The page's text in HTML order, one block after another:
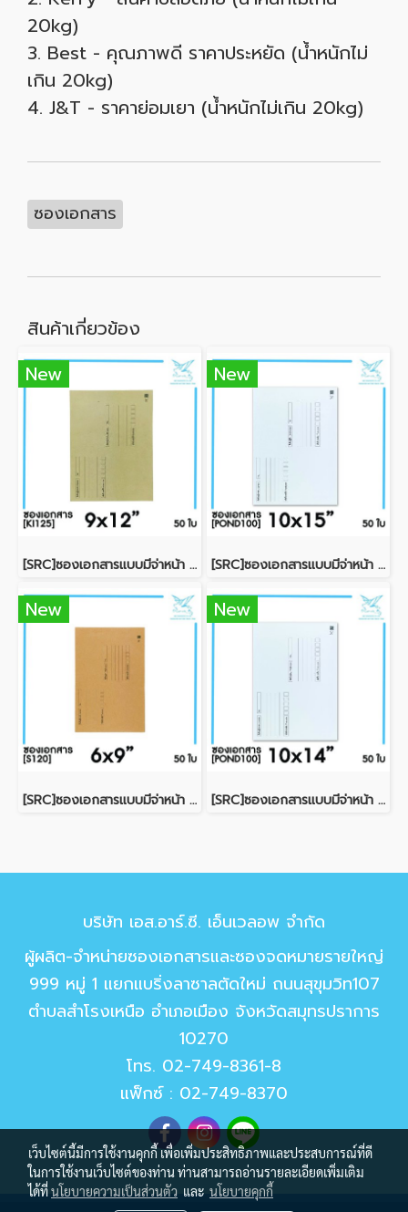
20kg)
3. Best - คุณภาพดี ราคาประหยัด (น้ำหนักไม่
เกิน 20kg)
4. J&T - ราคาย่อมเยา (น้ำหนักไม่เกิน 20kg)
ซองเอกสาร
สินค้าเกี่ยวข้อง
New
[SRC]ซองเอกสารแบบมีจ่าหน้า 9x12"(KI125)
New
[SRC]ซองเอกสารแบบมีจ่าหน้า 10x15"(POND100)
New
[SRC]ซองเอกสารแบบมีจ่าหน้า 6x9"(S120)
New
[SRC]ซองเอกสารแบบมีจ่าหน้า 10x14"(POND100)
บริษัท เอส.อาร์.ซี. เอ็นเวลอพ จำกัด
ผู้ผลิต-จำหน่ายซองเอกสารและซองจดหมายรายใหญ่
999 หมู่ 1 แยกแบริ่งลาซาลตัดใหม่ ถนนสุขุมวิท107
ตำบลสำโรงเหนือ อำเภอเมือง จังหวัดสมุทรปราการ
10270
โทร. 02-749-8361-8
แฟ็กซ์ : 02-749-8370
เว็บไซต์นี้มีการใช้งานคุกกี้ เพื่อเพิ่มประสิทธิภาพและประสบการณ์ที่ดี
ในการใช้งานเว็บไซต์ของท่าน ท่านสามารถอ่านรายละเอียดเพิ่มเติม
ได้ที่นโยบายความเป็นส่วนตัว และ นโยบายคุกกี้